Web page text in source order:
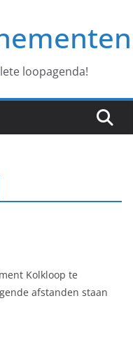
loopagenda!
Kolkloop te
afstanden staan